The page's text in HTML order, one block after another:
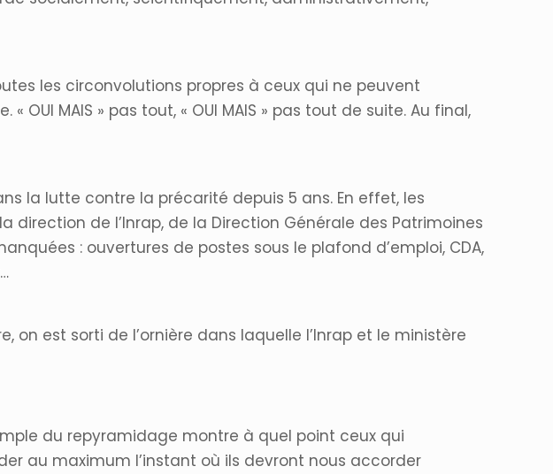
les circonvolutions propres à ceux qui ne peuvent
OUI MAIS » pas tout, « OUI MAIS » pas tout de suite. Au final,
la lutte contre la précarité depuis 5 ans. En effet, les
de l’Inrap, de la Direction Générale des Patrimoines
: ouvertures de postes sous le plafond d’emploi, CDA,
on est sorti de l’ornière dans laquelle l’Inrap et le ministère
du repyramidage montre à quel point ceux qui
au maximum l’instant où ils devront nous accorder